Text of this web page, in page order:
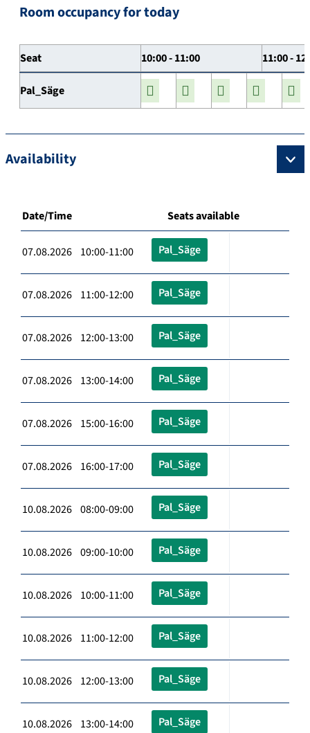
Room occupancy for today
Seat 10:00 - 11:00 11:00 -
Pal_Säge
Availability
Date/Time Seats available
07.08.2026 10:00-11:00 Pal_Säge
07.08.2026 11:00-12:00 Pal_Säge
07.08.2026 12:00-13:00 Pal_Säge
07.08.2026 13:00-14:00 Pal_Säge
07.08.2026 15:00-16:00 Pal_Säge
07.08.2026 16:00-17:00 Pal_Säge
10.08.2026 08:00-09:00 Pal_Säge
10.08.2026 09:00-10:00 Pal_Säge
10.08.2026 10:00-11:00 Pal_Säge
10.08.2026 11:00-12:00 Pal_Säge
10.08.2026 12:00-13:00 Pal_Säge
10.08.2026 13:00-14:00 Pal_Säge